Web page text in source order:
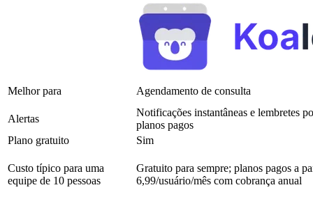
Melhor para Agendamento de consulta
Alertas
Notificações instantâneas e lembretes
planos pagos
Plano gratuito
Sim
Custo típico para uma
equipe de 10 pessoas
Gratuito para sempre; planos pagos a
6,99/usuário/mês com cobrança anual